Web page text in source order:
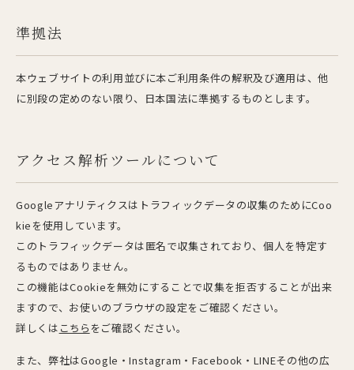
準拠法
本ウェブサイトの利用並びに本ご利用条件の解釈及び適用は、他
に別段の定めのない限り、日本国法に準拠するものとします。
アクセス解析ツールについて
Googleアナリティクスはトラフィックデータの収集のためにCoo
kieを使用しています。
このトラフィックデータは匿名で収集されており、個人を特定す
るものではありません。
この機能はCookieを無効にすることで収集を拒否することが出来
ますので、お使いのブラウザの設定をご確認ください。
詳しくは こちら をご確認ください。
また、弊社はGoogle・Instagram・Facebook・LINEその他の広